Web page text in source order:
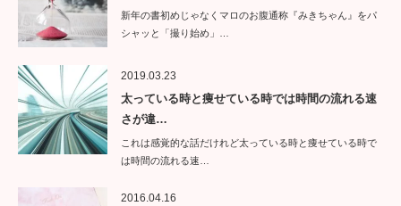
新年の書初めじゃなくマロのお腹通称『みきちゃん』をパ
シャッと「撮り始め」…
2019.03.23
太っている時と痩せている時では時間の流れる速
さが違…
これは感覚的な話だけれど太っている時と痩せている時で
は時間の流れる速…
2016.04.16